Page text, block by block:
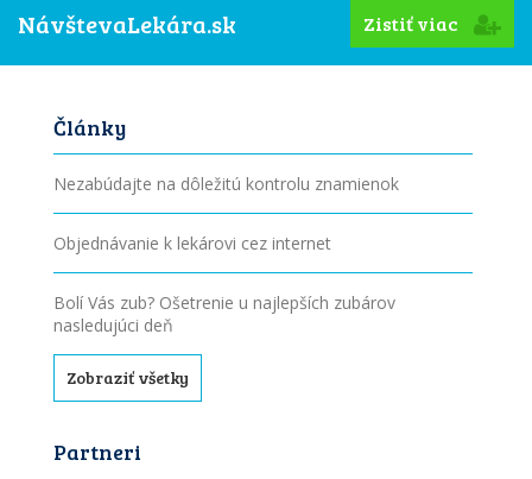
NávštevaLekára.sk
Zistiť viac
Články
Nezabúdajte na dôležitú kontrolu znamienok
Objednávanie k lekárovi cez internet
Bolí Vás zub? Ošetrenie u najlepších zubárov
nasledujúci deň
Zobraziť všetky
Partneri